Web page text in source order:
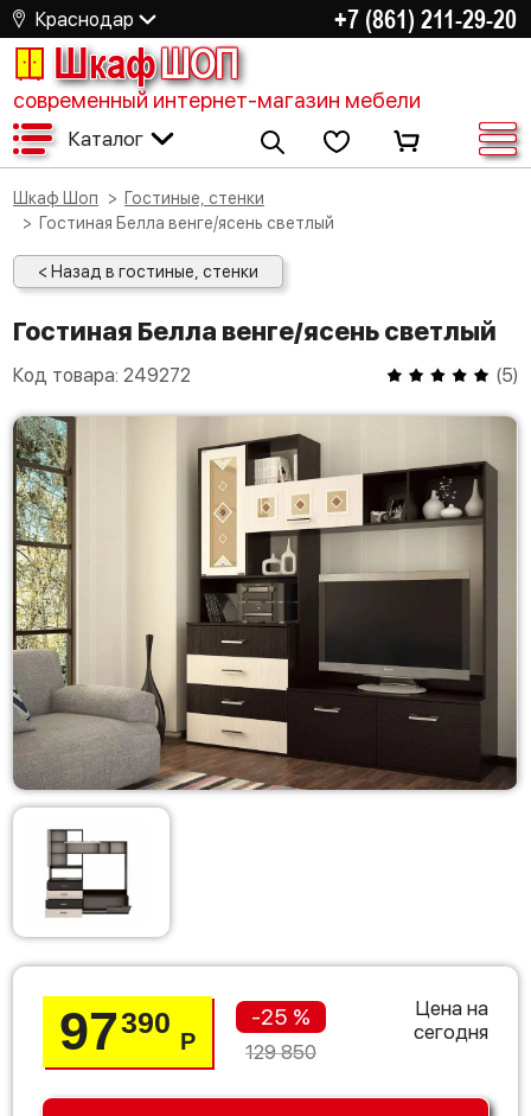
Краснодар +7 (861) 211-29-20
ШкафШОП
современный интернет-магазин мебели
Каталог
Шкаф Шоп
Гостиные, стенки
Гостиная Белла венге/ясень светлый
< Назад в гостиные, стенки
Гостиная Белла венге/ясень светлый
Код товара: 249272 (5)
97390
Р
-25 %
129 850
Цена на
сегодня